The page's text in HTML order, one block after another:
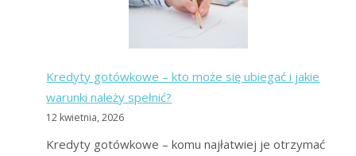
Kredyty gotówkowe – kto może się ubiegać i jakie
warunki należy spełnić?
12 kwietnia, 2026
Kredyty gotówkowe – komu najłatwiej je otrzymać